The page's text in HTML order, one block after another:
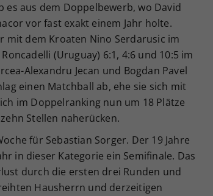
aus dem Doppelbewerb, wo David
vor fast exakt einem Jahr holte.
mit dem Kroaten Nino Serdarusic im
(Uruguay) 6:1, 4:6 und 10:5 im
Alexandru Jecan und Bogdan Pavel
einen Matchball ab, ehe sie sich mit
im Doppelranking nun um 18 Plätze
Stellen naherücken.
für Sebastian Sorger. Der 19 Jahre
in dieser Kategorie ein Semifinale. Das
durch die ersten drei Runden und
Hausherrn und derzeitigen